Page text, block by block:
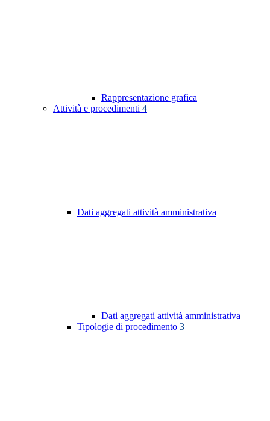
Rappresentazione grafica
Attività e procedimenti 4
Dati aggregati attività amministrativa
Dati aggregati attività amministrativa
Tipologie di procedimento 3